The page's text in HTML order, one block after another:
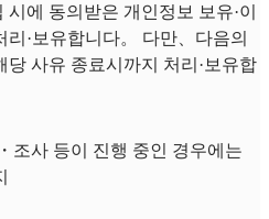
에 동의받은 개인정보 보유·이
·보유합니다。 다만、다음의
사유 종료시까지 처리·보유합
조사 등이 진행 중인 경우에는